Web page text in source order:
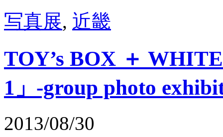
写真展, 近畿
TOY’s BOX ＋
1」-group photo
2013/08/30